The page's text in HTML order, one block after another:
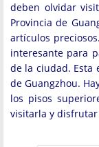
deben olvidar
Provincia de
artículos
interesante para
de la ciudad. Esta
de Guangzhou.
los pisos
visitarla y